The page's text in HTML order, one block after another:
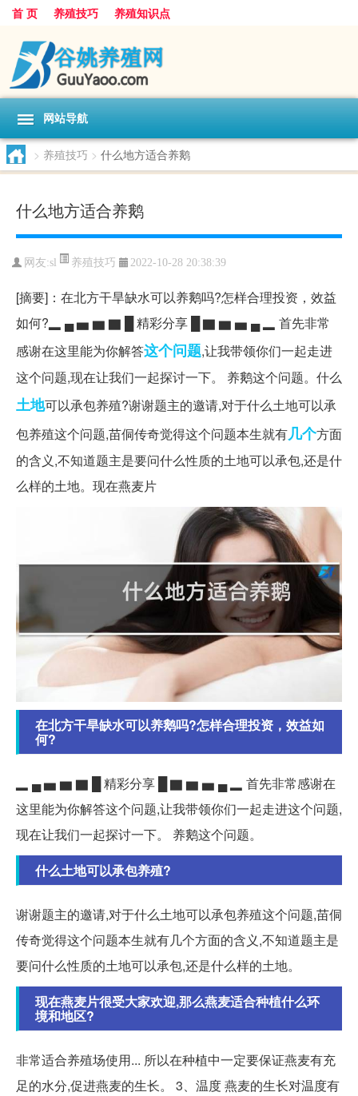
首 页 养殖技巧 养殖知识点
网站导航
> 养殖技巧 > 什么地方适合养鹅
什么地方适合养鹅
网友:sl 养殖技巧 2022-10-28 20:38:39
[摘要]：在北方干旱缺水可以养鹅吗?怎样合理投资，效益
如何?▂ ▄ ▅ ▆ ▇ █ 精彩分享 █ ▇ ▆ ▅ ▄ ▂ 首先非常
感谢在这里能为你解答这个问题,让我带领你们一起走进
这个问题,现在让我们一起探讨一下。 养鹅这个问题。什么
土地可以承包养殖?谢谢题主的邀请,对于什么土地可以承
包养殖这个问题,苗侗传奇觉得这个问题本生就有几个方面
的含义,不知道题主是要问什么性质的土地可以承包,还是什
么样的土地。现在燕麦片
在北方干旱缺水可以养鹅吗?怎样合理投资，效益如
何?
▂ ▄ ▅ ▆ ▇ █ 精彩分享 █ ▇ ▆ ▅ ▄ ▂ 首先非常感谢在
这里能为你解答这个问题,让我带领你们一起走进这个问题,
现在让我们一起探讨一下。 养鹅这个问题。
什么土地可以承包养殖?
谢谢题主的邀请,对于什么土地可以承包养殖这个问题,苗侗
传奇觉得这个问题本生就有几个方面的含义,不知道题主是
要问什么性质的土地可以承包,还是什么样的土地。
现在燕麦片很受大家欢迎,那么燕麦适合种植什么环
境和地区?
非常适合养殖场使用... 所以在种植中一定要保证燕麦有充
足的水分,促进燕麦的生长。 3、温度 燕麦的生长对温度有